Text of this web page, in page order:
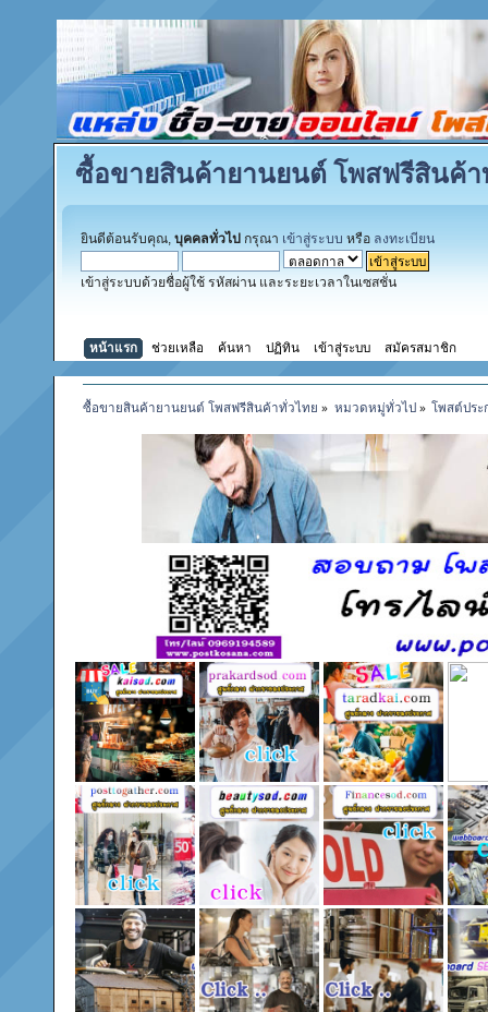
ซื้อขายสินค้ายานยนต์ โพสฟรีสินค้า
ยินดีต้อนรับคุณ, บุคคลทั่วไป กรุณา เข้าสู่ระบบ หรือ ลงทะเบียน
เข้าสู่ระบบด้วยชื่อผู้ใช้ รหัสผ่าน และระยะเวลาในเซสชั่น
หน้าแรก ช่วยเหลือ ค้นหา ปฏิทิน เข้าสู่ระบบ สมัครสมาชิก
ซื้อขายสินค้ายานยนต์ โพสฟรีสินค้าทั่วไทย » หมวดหมู่ทั่วไป» โพสต์ประ